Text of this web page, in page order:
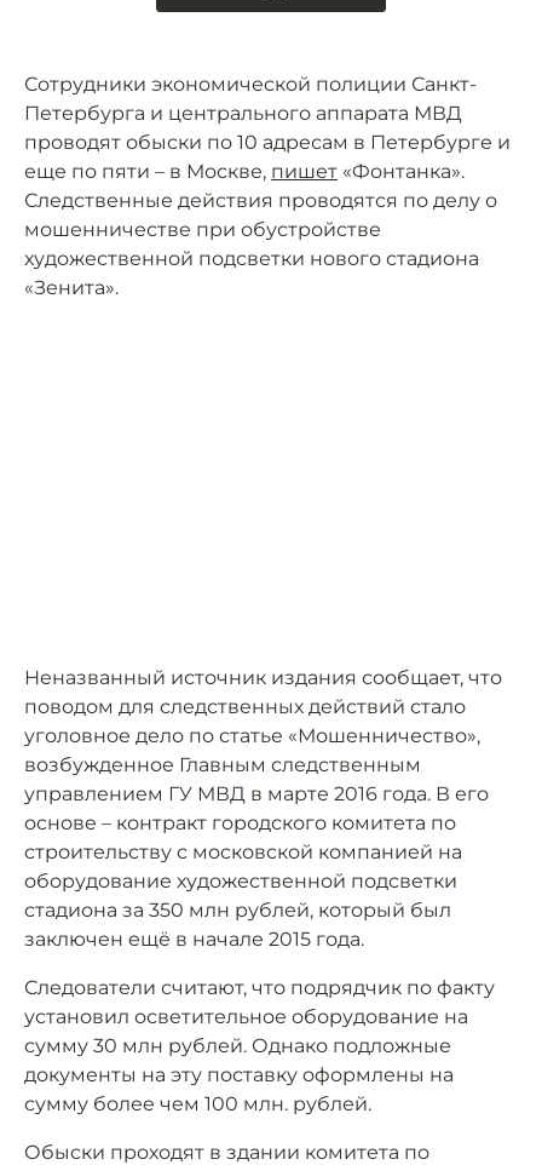
Сотрудники экономической полиции Санкт-
Петербурга и центрального аппарата МВД
проводят обыски по 10 адресам в Петербурге и
еще по пяти – в Москве, пишет «Фонтанка».
Следственные действия проводятся по делу о
мошенничестве при обустройстве
художественной подсветки нового стадиона
«Зенита».
Неназванный источник издания сообщает, что
поводом для следственных действий стало
уголовное дело по статье «Мошенничество»,
возбужденное Главным следственным
управлением ГУ МВД в марте 2016 года. В его
основе – контракт городского комитета по
строительству с московской компанией на
оборудование художественной подсветки
стадиона за 350 млн рублей, который был
заключен ещё в начале 2015 года.
Следователи считают, что подрядчик по факту
установил осветительное оборудование на
сумму 30 млн рублей. Однако подложные
документы на эту поставку оформлены на
сумму более чем 100 млн. рублей.
Обыски проходят в здании комитета по